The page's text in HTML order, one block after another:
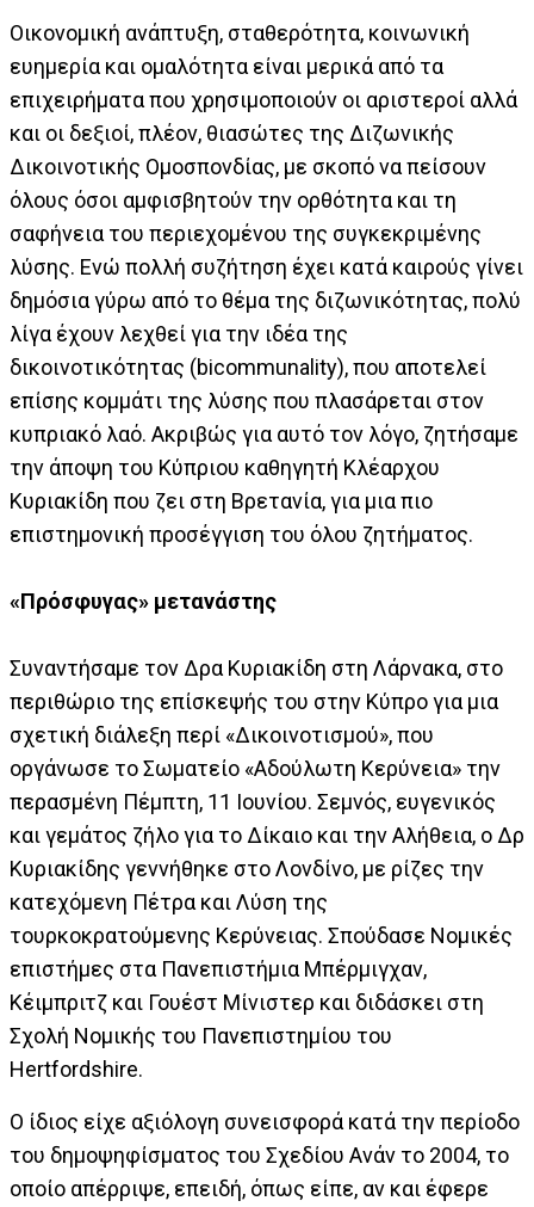
Οικονομική ανάπτυξη, σταθερότητα, κοινωνική
ευημερία και ομαλότητα είναι μερικά από τα
επιχειρήματα που χρησιμοποιούν οι αριστεροί αλλά
και οι δεξιοί, πλέον, θιασώτες της Διζωνικής
Δικοινοτικής Ομοσπονδίας, με σκοπό να πείσουν
όλους όσοι αμφισβητούν την ορθότητα και τη
σαφήνεια του περιεχομένου της συγκεκριμένης
λύσης. Ενώ πολλή συζήτηση έχει κατά καιρούς γίνει
δημόσια γύρω από το θέμα της διζωνικότητας, πολύ
λίγα έχουν λεχθεί για την ιδέα της
δικοινοτικότητας (bicommunality), που αποτελεί
επίσης κομμάτι της λύσης που πλασάρεται στον
κυπριακό λαό. Ακριβώς για αυτό τον λόγο, ζητήσαμε
την άποψη του Κύπριου καθηγητή Κλέαρχου
Κυριακίδη που ζει στη Βρετανία, για μια πιο
επιστημονική προσέγγιση του όλου ζητήματος.
«Πρόσφυγας» μετανάστης
Συναντήσαμε τον Δρα Κυριακίδη στη Λάρνακα, στο
περιθώριο της επίσκεψής του στην Κύπρο για μια
σχετική διάλεξη περί «Δικοινοτισμού», που
οργάνωσε το Σωματείο «Αδούλωτη Κερύνεια» την
περασμένη Πέμπτη, 11 Ιουνίου. Σεμνός, ευγενικός
και γεμάτος ζήλο για το Δίκαιο και την Αλήθεια, ο Δρ
Κυριακίδης γεννήθηκε στο Λονδίνο, με ρίζες την
κατεχόμενη Πέτρα και Λύση της
τουρκοκρατούμενης Κερύνειας. Σπούδασε Νομικές
επιστήμες στα Πανεπιστήμια Μπέρμιγχαν,
Κέιμπριτζ και Γουέστ Μίνιστερ και διδάσκει στη
Σχολή Νομικής του Πανεπιστημίου του
Hertfordshire.
Ο ίδιος είχε αξιόλογη συνεισφορά κατά την περίοδο
του δημοψηφίσματος του Σχεδίου Ανάν το 2004, το
οποίο απέρριψε, επειδή, όπως είπε, αν και έφερε